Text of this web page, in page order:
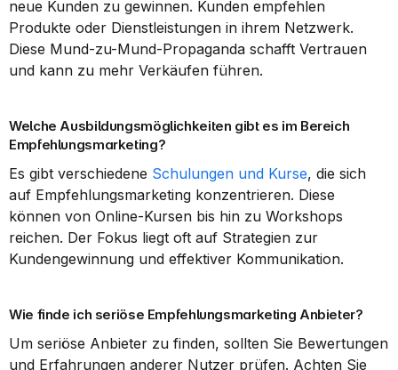
neue Kunden zu gewinnen. Kunden empfehlen
Produkte oder Dienstleistungen in ihrem Netzwerk.
Diese Mund-zu-Mund-Propaganda schafft Vertrauen
und kann zu mehr Verkäufen führen.
Welche Ausbildungsmöglichkeiten gibt es im Bereich
Empfehlungsmarketing?
Es gibt verschiedene Schulungen und Kurse, die sich
auf Empfehlungsmarketing konzentrieren. Diese
können von Online-Kursen bis hin zu Workshops
reichen. Der Fokus liegt oft auf Strategien zur
Kundengewinnung und effektiver Kommunikation.
Wie finde ich seriöse Empfehlungsmarketing Anbieter?
Um seriöse Anbieter zu finden, sollten Sie Bewertungen
und Erfahrungen anderer Nutzer prüfen. Achten Sie